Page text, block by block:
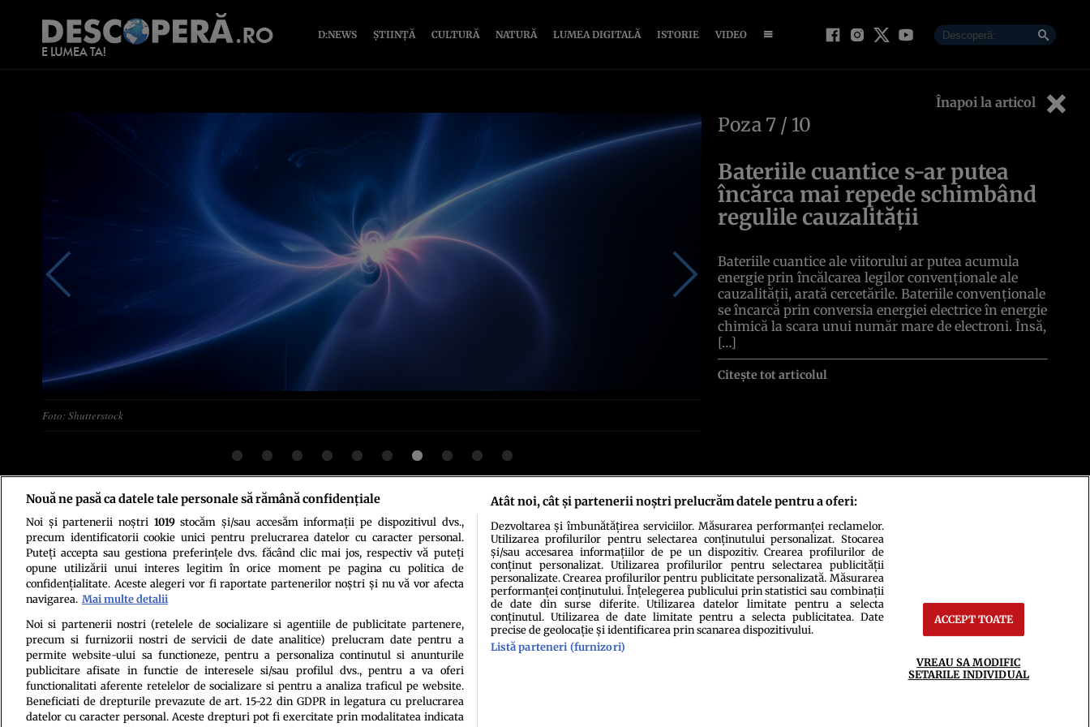
D:NEWS ȘTIINȚĂ CULTURĂ NATURĂ LUMEA DIGITALĂ ISTORIE VIDEO
Înapoi la articol
Foto: Shutterstock
Poza 7 / 10
Bateriile cuantice s-ar putea
încărca mai repede schimbând
regulile cauzalității
Bateriile cuantice ale viitorului ar putea acumula
energie prin încălcarea legilor convenționale ale
cauzalității, arată cercetările. Bateriile convenționale
se încarcă prin conversia energiei electrice în energie
chimică la scara unui număr mare de electroni. Însă,
[…]
Citește tot articolul
Politica de confidenţialitatePolitica de cookiesTermeni şi condiţiiEchipa redacțională ContactSetări Cookies
Citarea se poate face în limita a 250 de semne. Nici o instituţie sau persoană (site-uri, instituţii mass-media, firme de monitorizare) nu poate reproduce integral scrierile publicistice purtătoare de Drepturi de Autor.
Decizia ONJN nr. 1598/16.09.2021. Jocurile de noroc sunt interzise minorilor.
Nouă ne pasă ca datele tale personale să rămână confidențiale
Noi și partenerii noștri 1019stocăm și/sau accesăm informații pe dispozitivul dvs.,
precum identificatorii cookie unici pentru prelucrarea datelor cu caracter personal.
Puteți accepta sau gestiona preferințele dvs. făcând clic mai jos, respectiv vă puteți
opune utilizării unui interes legitim în orice moment pe pagina cu politica de
confidențialitate. Aceste alegeri vor fi raportate partenerilor noștri și nu vă vor afecta
navigarea. Mai multe detalii
Noi si partenerii nostri (retelele de socializare si agentiile de publicitate partenere,
precum si furnizorii nostri de servicii de date analitice) prelucram date pentru a
permite website-ului sa functioneze, pentru a personaliza continutul si anunturile
publicitare afisate in functie de interesele si/sau profilul dvs., pentru a va oferi
functionalitati aferente retelelor de socializare si pentru a analiza traficul pe website.
Beneficiati de drepturile prevazute de art. 15-22 din GDPR in legatura cu prelucrarea
datelor cu caracter personal. Aceste drepturi pot fi exercitate prin modalitatea indicata
Atât noi, cât și partenerii noștri prelucrăm datele pentru a oferi:
Dezvoltarea și îmbunătățirea serviciilor. Măsurarea performanței reclamelor.
Utilizarea profilurilor pentru selectarea conținutului personalizat. Stocarea
și/sau accesarea informațiilor de pe un dispozitiv. Crearea profilurilor de
conținut personalizat. Utilizarea profilurilor pentru selectarea publicității
personalizate. Crearea profilurilor pentru publicitate personalizată. Măsurarea
performanței conținutului. Înțelegerea publicului prin statistici sau combinații
de date din surse diferite. Utilizarea datelor limitate pentru a selecta
conținutul. Utilizarea de date limitate pentru a selecta publicitatea. Date
precise de geolocație și identificarea prin scanarea dispozitivului.
Listă parteneri (furnizori)
ACCEPT TOATE
VREAU SA MODIFIC
SETARILE INDIVIDUAL